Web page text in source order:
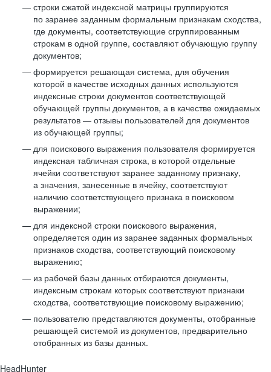
строки сжатой индексной матрицы группируются
по заранее заданным формальным признакам сходства,
где документы, соответствующие сгруппированным
строкам в одной группе, составляют обучающую группу
документов;
формируется решающая система, для обучения
которой в качестве исходных данных используются
индексные строки документов соответствующей
обучающей группы документов, а в качестве ожидаемых
результатов — отзывы пользователей для документов
из обучающей группы;
для поискового выражения пользователя формируется
индексная табличная строка, в которой отдельные
ячейки соответствуют заранее заданному признаку,
а значения, занесенные в ячейку, соответствуют
наличию соответствующего признака в поисковом
выражении;
для индексной строки поискового выражения,
определяется один из заранее заданных формальных
признаков сходства, соответствующий поисковому
выражению;
из рабочей базы данных отбираются документы,
индексным строкам которых соответствуют признаки
сходства, соответствующие поисковому выражению;
пользователю представляются документы, отобранные
решающей системой из документов, предварительно
отобранных из базы данных.
HeadHunter